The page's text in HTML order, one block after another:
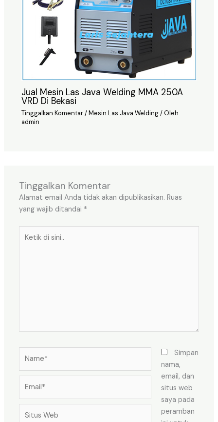
Jual Mesin Las Java Welding MMA 250A
VRD Di Bekasi
Tinggalkan Komentar/Mesin Las Java Welding/ Oleh
admin
Tinggalkan Komentar
Alamat email Anda tidak akan dipublikasikan. Ruas
yang wajib ditandai *
Simpan
nama,
email, dan
situs web
saya pada
peramban